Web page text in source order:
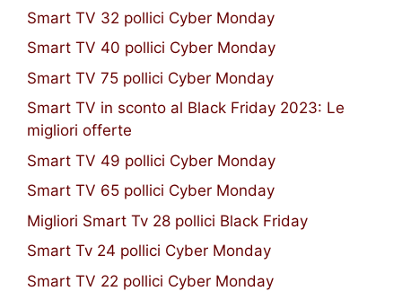
Smart TV 32 pollici Cyber Monday
Smart TV 40 pollici Cyber Monday
Smart TV 75 pollici Cyber Monday
Smart TV in sconto al Black Friday 2023: Le
migliori offerte
Smart TV 49 pollici Cyber Monday
Smart TV 65 pollici Cyber Monday
Migliori Smart Tv 28 pollici Black Friday
Smart Tv 24 pollici Cyber Monday
Smart TV 22 pollici Cyber Monday